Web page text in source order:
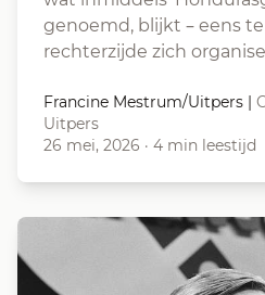
genoemd, blijkt – eens
rechterzijde zich
Francine Mestrum/Uitpers |
Uitpers
26 mei, 2026 · 4 min leestijd